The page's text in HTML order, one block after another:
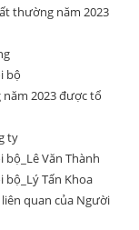
thường năm 2023
bộ
2023 được tổ
ty
Văn Thành
bộ_Lý Tấn Khoa
quan của Người